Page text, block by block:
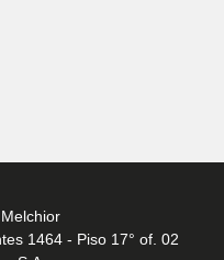
1464 - Piso 17° of. 02